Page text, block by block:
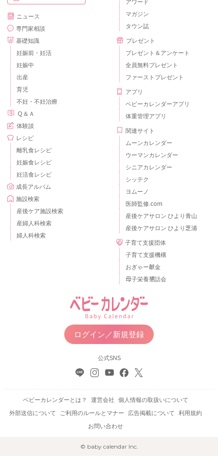
ニュース
専門家相談
基礎知識
妊娠前・妊活
妊娠中
出産
育児
不妊・不妊治療
Ｑ＆Ａ
体験談
レシピ
離乳食レシピ
妊娠食レシピ
妊活食レシピ
成長アルバム
施設検索
産後ケア施設検索
産婦人科検索
婦人科検索
アワード
マガジン
タウン誌
プレゼント
プレゼント＆アンケート
全員無料プレゼント
ファーストプレゼント
アプリ
ベビーカレンダーアプリ
体重管理アプリ
関連サイト
ムーンカレンダー
ウーマンカレンダー
シニアカレンダー
シッテク
ヨムーノ
医師監修.com
産後ケアサロン ひより青山
産後ケアサロン ひより芝浦
子育て支援団体
子育て支援機構
おぎゃー献金
母子栄養懇話会
ログイン／新規登録
公式SNS
ベビーカレンダーとは？ 運営会社
個人情報の取扱いについて
外部送信について
ご利用のルールとマナー 広告掲載について
利用規約
お問い合わせ
© baby calendar Inc.